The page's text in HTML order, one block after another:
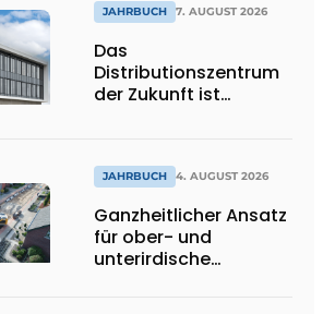
JAHRBUCH 7. AUGUST 2026
Das
Distributionszentrum
der Zukunft ist
lässt Tageslicht tief
ins Innere strömen
JAHRBUCH 4. AUGUST 2026
Ganzheitlicher Ansatz
für ober- und
unterirdische